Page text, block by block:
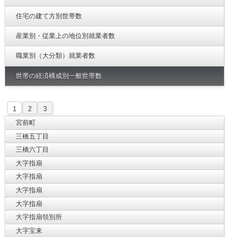
住宅の建て方別世帯数
産業別・従業上の地位別就業者数
職業別（大分類）就業者数
世帯の経済構成別一般世帯数
1 2
3
宮前町
三橋五丁目
三橋六丁目
大字指扇
大字指扇
大字指扇
大字指扇
大字指扇領別所
大字宝来